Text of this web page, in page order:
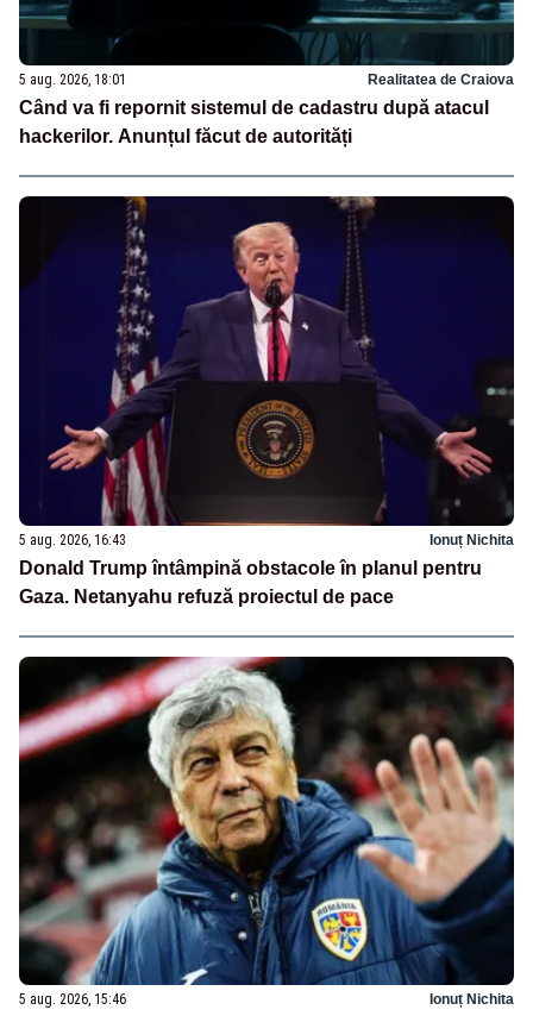
5 aug. 2026, 18:01 Realitatea de Craiova
Când va fi repornit sistemul de cadastru după atacul
hackerilor. Anunțul făcut de autorități
5 aug. 2026, 16:43 Ionuț Nichita
Donald Trump întâmpină obstacole în planul pentru
Gaza. Netanyahu refuză proiectul de pace
5 aug. 2026, 15:46 Ionuț Nichita